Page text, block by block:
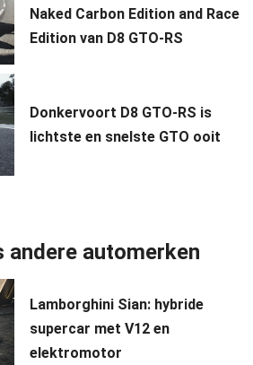
Naked Carbon Edition and Race
Edition van D8 GTO-RS
Donkervoort D8 GTO-RS is
lichtste en snelste GTO ooit
andere automerken
Lamborghini Sian: hybride
supercar met V12 en
elektromotor